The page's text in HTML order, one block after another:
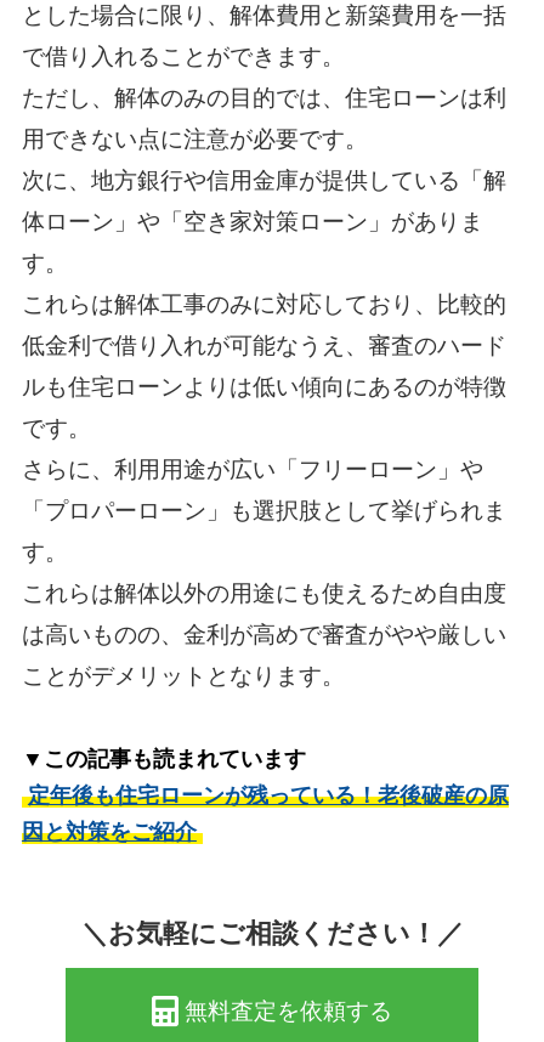
とした場合に限り、解体費用と新築費用を一括
で借り入れることができます。
ただし、解体のみの目的では、住宅ローンは利
用できない点に注意が必要です。
次に、地方銀行や信用金庫が提供している「解
体ローン」や「空き家対策ローン」がありま
す。
これらは解体工事のみに対応しており、比較的
低金利で借り入れが可能なうえ、審査のハード
ルも住宅ローンよりは低い傾向にあるのが特徴
です。
さらに、利用用途が広い「フリーローン」や
「プロパーローン」も選択肢として挙げられま
す。
これらは解体以外の用途にも使えるため自由度
は高いものの、金利が高めで審査がやや厳しい
ことがデメリットとなります。
▼この記事も読まれています
定年後も住宅ローンが残っている！老後破産の原
因と対策をご紹介
＼お気軽にご相談ください！／
無料査定を依頼する